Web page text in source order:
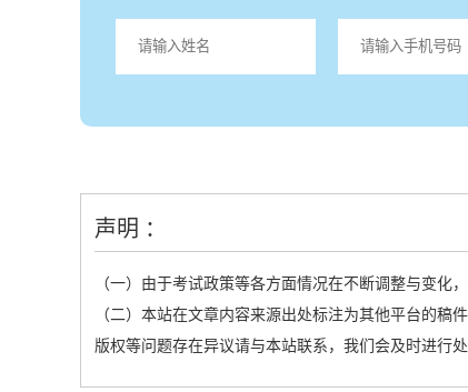
声明 ：
（一）由于考试政策等各方面情况在不断调整与变化
（二）本站在文章内容来源出处标注为其他平台的稿
版权等问题存在异议请与本站联系，我们会及时进行处